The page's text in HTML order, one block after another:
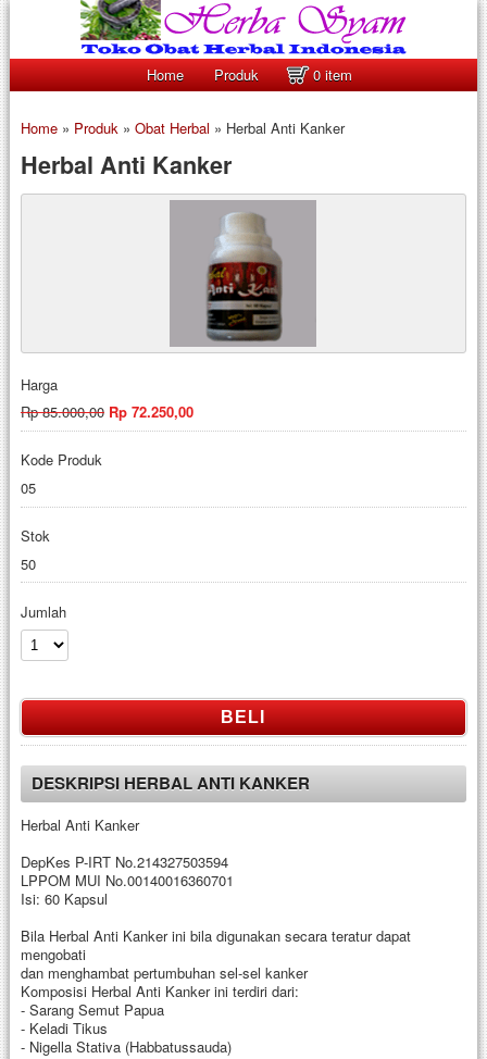
Home Produk 0 item
Home» Produk» Obat Herbal » Herbal Anti Kanker
Herbal Anti Kanker
Harga
Rp 85.000,00 Rp 72.250,00
Kode Produk
05
Stok
50
Jumlah
BELI
DESKRIPSI HERBAL ANTI KANKER
Herbal Anti Kanker
DepKes P-IRT No.214327503594
LPPOM MUI No.00140016360701
Isi: 60 Kapsul
Bila Herbal Anti Kanker ini bila digunakan secara teratur dapat
mengobati
dan menghambat pertumbuhan sel-sel kanker
Komposisi Herbal Anti Kanker ini terdiri dari:
- Sarang Semut Papua
- Keladi Tikus
- Nigella Stativa (Habbatussauda)